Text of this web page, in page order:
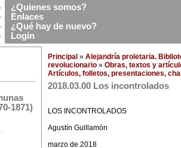
¿Quienes somos?
Enlaces
¿Qué hay de nuevo?
Login
1871)
Principal » Alejandría proletaria.
revolucionario » Obras, textos y
Artículos, folletos, presentaciones,
2018.03.00 Los incontrolados
LOS INCONTROLADOS
Agustín Guillamón
marzo de 2018